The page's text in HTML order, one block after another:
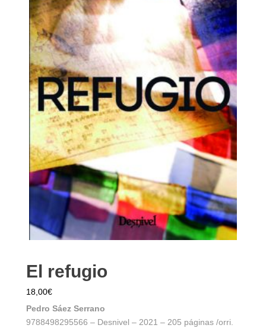
El refugio
18,00€
Pedro Sáez Serrano
9788498295566 – Desnivel – 2021 – 205 páginas /orri.